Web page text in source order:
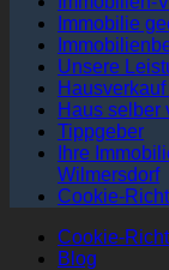
Immobilie
Unsere
Haus selber
Tippgeber
Ihre
Wilmersdorf
Cookie-
Cookie-
Blog